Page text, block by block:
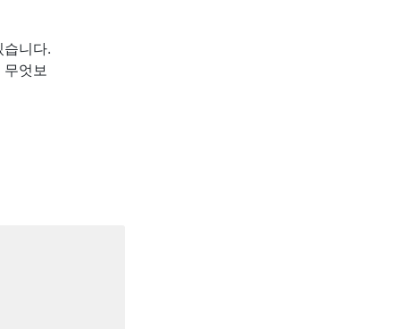
니다.
엇보